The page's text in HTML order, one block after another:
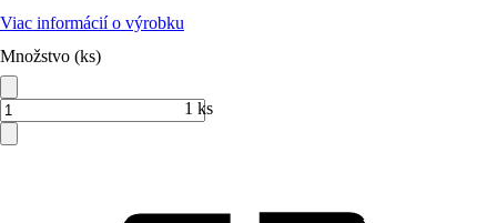
Viac informácií o výrobku
Množstvo (ks)
1 ks